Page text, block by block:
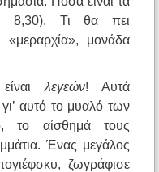
8,30). Τι θα πει
μονάδα
λεγεών! Αυτά
αυτό το μυαλό των
το αίσθημά τους
Ένας μεγάλος
ζωγράφισε